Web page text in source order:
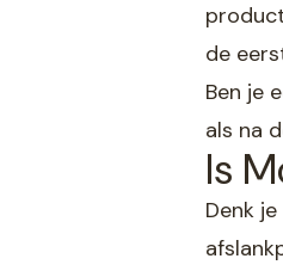
de
Ben je
als na
Is
Denk